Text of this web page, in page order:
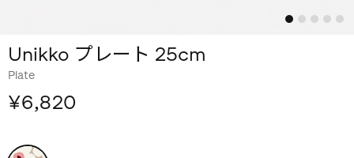
Unikko プレート 25cm
Plate
¥6,820